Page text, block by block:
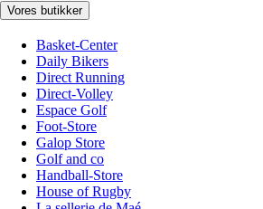
Vores butikker
Basket-Center
Daily Bikers
Direct Running
Direct-Volley
Espace Golf
Foot-Store
Galop Store
Golf and co
Handball-Store
House of Rugby